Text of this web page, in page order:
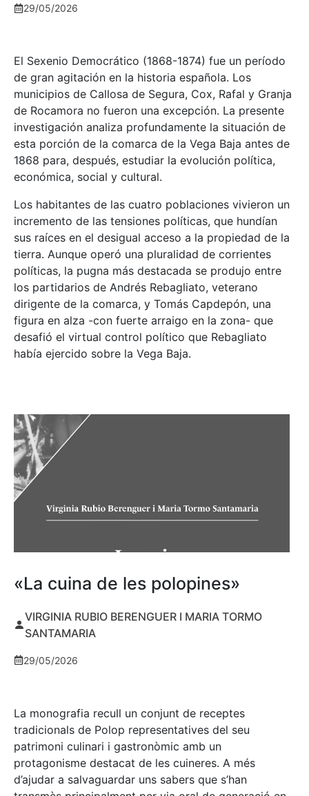
29/05/2026
El Sexenio Democrático (1868-1874) fue un período
de gran agitación en la historia española. Los
municipios de Callosa de Segura, Cox, Rafal y Granja
de Rocamora no fueron una excepción. La presente
investigación analiza profundamente la situación de
esta porción de la comarca de la Vega Baja antes de
1868 para, después, estudiar la evolución política,
económica, social y cultural.
Los habitantes de las cuatro poblaciones vivieron un
incremento de las tensiones políticas, que hundían
sus raíces en el desigual acceso a la propiedad de la
tierra. Aunque operó una pluralidad de corrientes
políticas, la pugna más destacada se produjo entre
los partidarios de Andrés Rebagliato, veterano
dirigente de la comarca, y Tomás Capdepón, una
figura en alza -con fuerte arraigo en la zona- que
desafió el virtual control político que Rebagliato
había ejercido sobre la Vega Baja.
«La cuina de les polopines»
VIRGINIA RUBIO BERENGUER I MARIA TORMO
SANTAMARIA
29/05/2026
La monografia recull un conjunt de receptes
tradicionals de Polop representatives del seu
patrimoni culinari i gastronòmic amb un
protagonisme destacat de les cuineres. A més
d’ajudar a salvaguardar uns sabers que s’han